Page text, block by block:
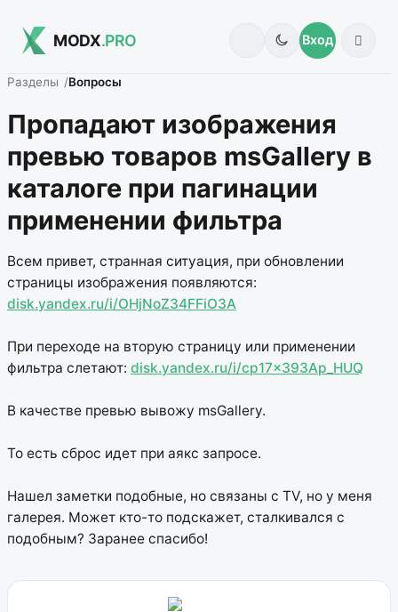
MODX.PRO Вход
Разделы Вопросы
Пропадают изображения
превью товаров msGallery в
каталоге при пагинации
применении фильтра
Всем привет, странная ситуация, при обновлении
страницы изображения появляются:
disk.yandex.ru/i/OHjNoZ34FFiO3A
При переходе на вторую страницу или применении
фильтра слетают: disk.yandex.ru/i/cp17x393Ap_HUQ
В качестве превью вывожу msGallery.
То есть сброс идет при аякс запросе.
Нашел заметки подобные, но связаны с TV, но у меня
галерея. Может кто-то подскажет, сталкивался с
подобным? Заранее спасибо!